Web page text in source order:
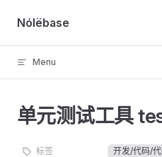
Skip to content
Nólëbase
Menu
单元测试工具
标签 开发/代码/